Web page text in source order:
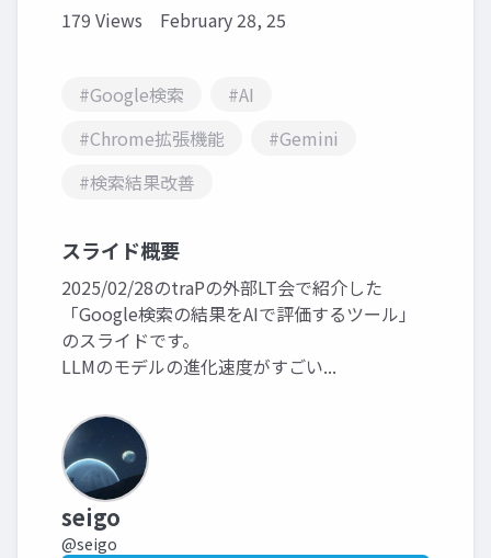
179 Views February 28, 25
#Google検索
#AI
#Chrome拡張機能
#Gemini
#検索結果改善
スライド概要
2025/02/28のtraPの外部LT会で紹介した
「Google検索の結果をAIで評価するツール」
のスライドです。
LLMのモデルの進化速度がすごい...
seigo
@seigo